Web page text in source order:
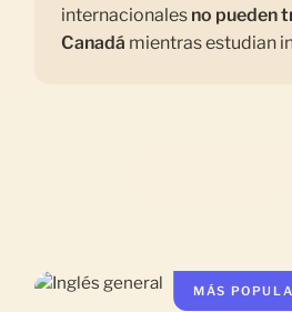
internacionales no pueden
Canadá mientras estudian
MÁS